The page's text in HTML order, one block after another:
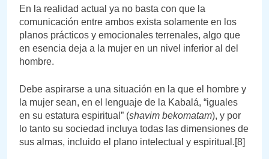
En la realidad actual ya no basta con que la
comunicación entre ambos exista solamente en los
planos prácticos y emocionales terrenales, algo que
en esencia deja a la mujer en un nivel inferior al del
hombre.
Debe aspirarse a una situación en la que el hombre y
la mujer sean, en el lenguaje de la Kabalá, “iguales
en su estatura espiritual” (shavim bekomatam), y por
lo tanto su sociedad incluya todas las dimensiones de
sus almas, incluido el plano intelectual y espiritual.[8]